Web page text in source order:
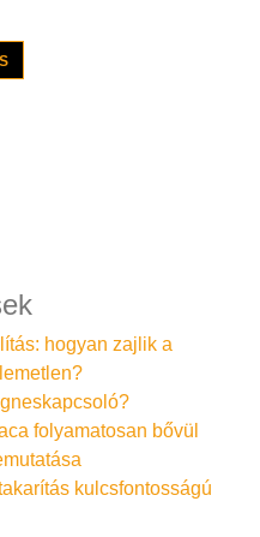
hogyan zajlik a
folyamatosan bővül
kulcsfontosságú